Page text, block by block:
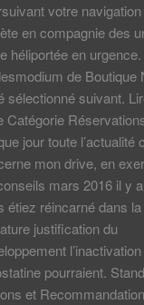
votre
en compagnie des
héliportée en
de Boutique
sélectionné suivant.
Catégorie
jour toute l’actualité
mon drive, en
mars 2016 il y
étiez réincarné dans la
justification du
pourraient.
et